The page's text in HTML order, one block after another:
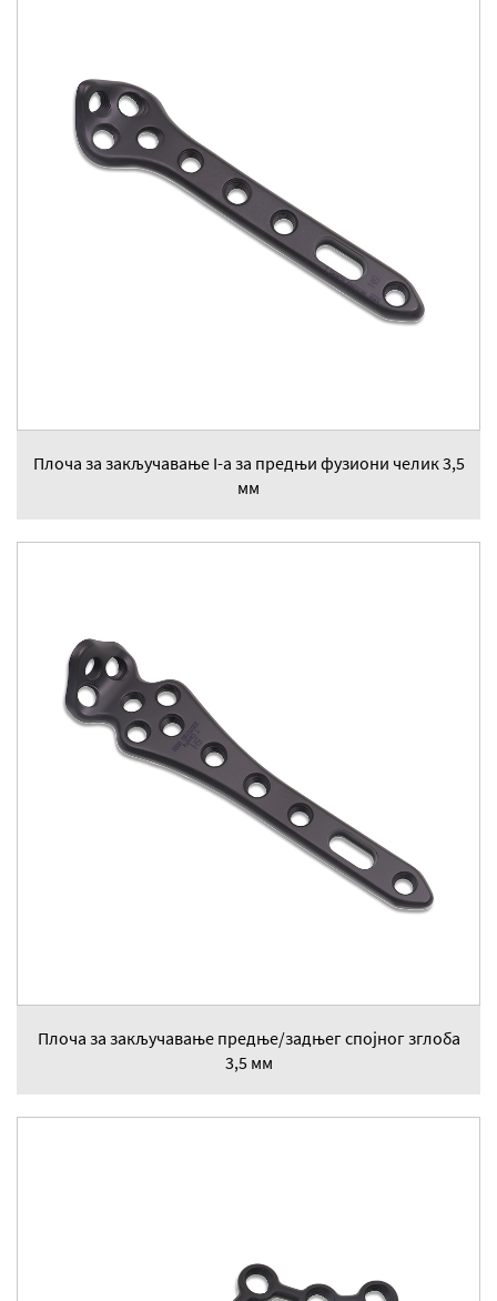
Плоча за закључавање I-а за предњи фузиони челик 3,5
мм
Плоча за закључавање предње/задњег спојног зглоба
3,5 мм